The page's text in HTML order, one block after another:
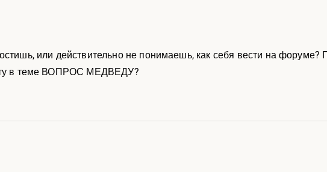
или действительно не понимаешь, как себя вести на
в теме ВОПРОС МЕДВЕДУ?